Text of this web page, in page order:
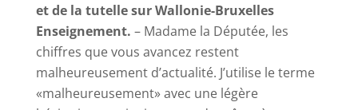
et de la tutelle sur Wallonie-Bruxelles
Enseignement. – Madame la Députée, les
chiffres que vous avancez restent
malheureusement d’actualité. J’utilise le terme
«malheureusement» avec une légère